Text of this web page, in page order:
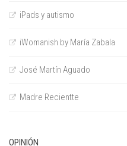
iPads y autismo
iWomanish by María Zabala
José Martín Aguado
Madre Recientte
OPINIÓN